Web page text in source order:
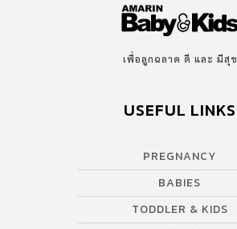
เพื่อลูกฉลาด ดี และ มีสุข
USEFUL LINKS
PREGNANCY
BABIES
TODDLER & KIDS